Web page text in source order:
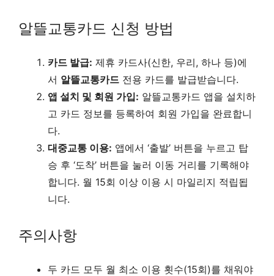
알뜰교통카드 신청 방법
카드 발급: 제휴 카드사(신한, 우리, 하나 등)에
서 알뜰교통카드 전용 카드를 발급받습니다.
앱 설치 및 회원 가입: 알뜰교통카드 앱을 설치하
고 카드 정보를 등록하여 회원 가입을 완료합니
다.
대중교통 이용: 앱에서 ‘출발’ 버튼을 누르고 탑
승 후 ‘도착’ 버튼을 눌러 이동 거리를 기록해야
합니다. 월 15회 이상 이용 시 마일리지 적립됩
니다.
주의사항
두 카드 모두 월 최소 이용 횟수(15회)를 채워야